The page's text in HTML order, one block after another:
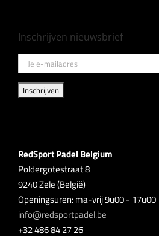
Inschrijven nieuwsbrief
RedSport Padel Belgium
Poldergotestraat 8
9240 Zele (België)
Openingsuren: ma-vrij 9u00 - 17u00
info@redsportpadel.be
+32 486 84 27 26